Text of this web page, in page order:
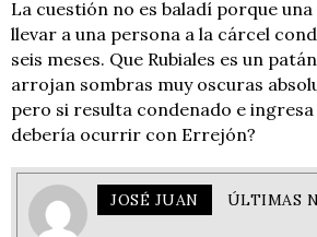
La cuestión no es baladí porque
llevar a una persona a la cárcel
seis meses. Que Rubiales es un
arrojan sombras muy oscuras
pero si resulta condenado e
debería ocurrir con Errejón?
JOSÉ JUAN ÚLTIMAS